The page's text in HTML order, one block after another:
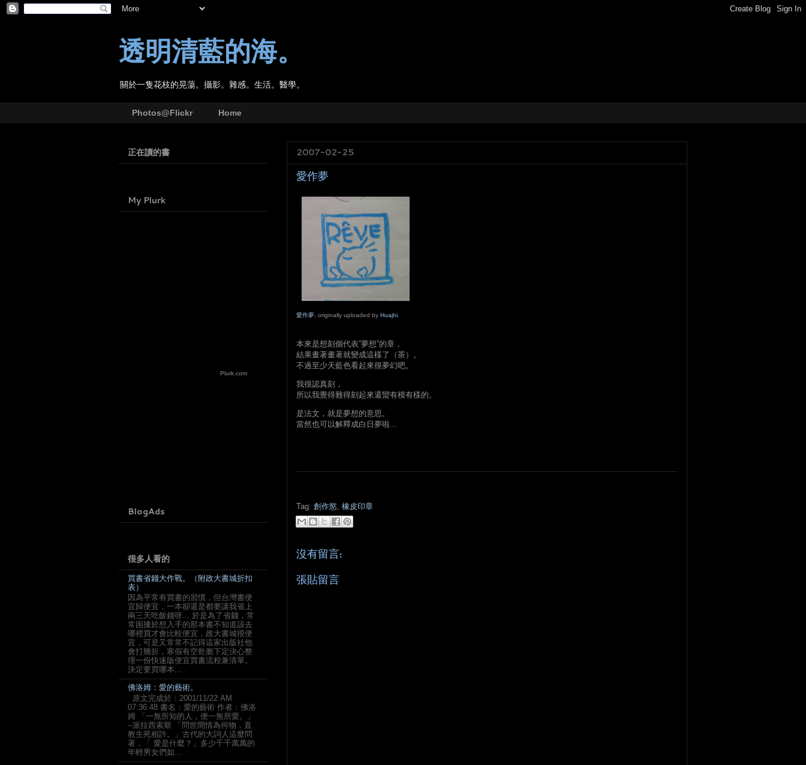
透明清藍的海。
關於一隻花枝的晃蕩。攝影。雜感。生活。醫學。
Photos@Flickr Home
2007-02-25
愛作夢
愛作夢 , originally uploaded by Huajhi
本來是想刻個代表”夢想”的章，
結果畫著畫著就變成這樣了（茶）。
不過至少天藍色看起來很夢幻吧。
我很認真刻，
所以我覺得難得刻起來還蠻有模有樣的。
是法文，就是夢想的意思。
當然也可以解釋成白日夢啦...
Tag: 創作慾 橡皮印章
沒有留言:
張貼留言
正在讀的書
My Plurk
Plurk.com
BlogAds
很多人看的
買書省錢大作戰。（附政大書城折扣
表）
因為平常有買書的習慣，但台灣書便
宜歸便宜，一本卻還是都要讓我省上
兩三天吃飯錢呀... 於是為了省錢，常
常困擾於想入手的那本書不知道該去
哪裡買才會比較便宜，政大書城很便
宜，可是又常常不記得這家出版社他
會打幾折，寒假有空乾脆下定決心整
理一份快速版便宜買書流程兼清單。
決定要買哪本...
佛洛姆：愛的藝術。
原文完成於：2001/11/22 AM
07:36:48 書名：愛的藝術 作者：佛洛
姆 「一無所知的人，便一無所愛。」
--派拉西索斯 「問世間情為何物，直
教生死相許。」古代的大詞人這麼問
著，「 愛是什麼？」多少千千萬萬的
年輕男女們如...